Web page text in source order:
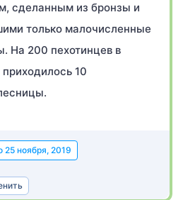
сделанным из бронзы и
только малочисленные
На 200 пехотинцев в
10
25 ноября, 2019